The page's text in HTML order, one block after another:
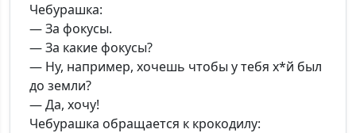
Чебурашка:
— За фокусы.
— За какие фокусы?
— Ну, например, хочешь чтобы у тебя х*й был
до земли?
— Да, хочу!
Чебурашка обращается к крокодилу: